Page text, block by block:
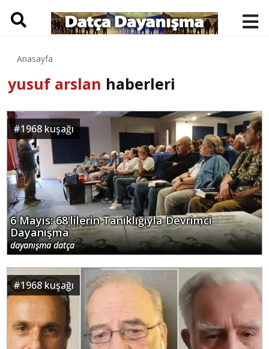
Anasayfa
yusuf arslan haberleri
#1968 kuşağı
6 Mayıs: 68'lilerin Tanıklığıyla Devrimci
Dayanışma
dayanışma datça
#1968 kuşağı